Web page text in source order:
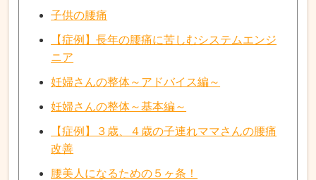
子供の腰痛
【症例】長年の腰痛に苦しむシステムエンジ
ニア
妊婦さんの整体～アドバイス編～
妊婦さんの整体～基本編～
【症例】３歳、４歳の子連れママさんの腰痛
改善
腰美人になるための５ヶ条！